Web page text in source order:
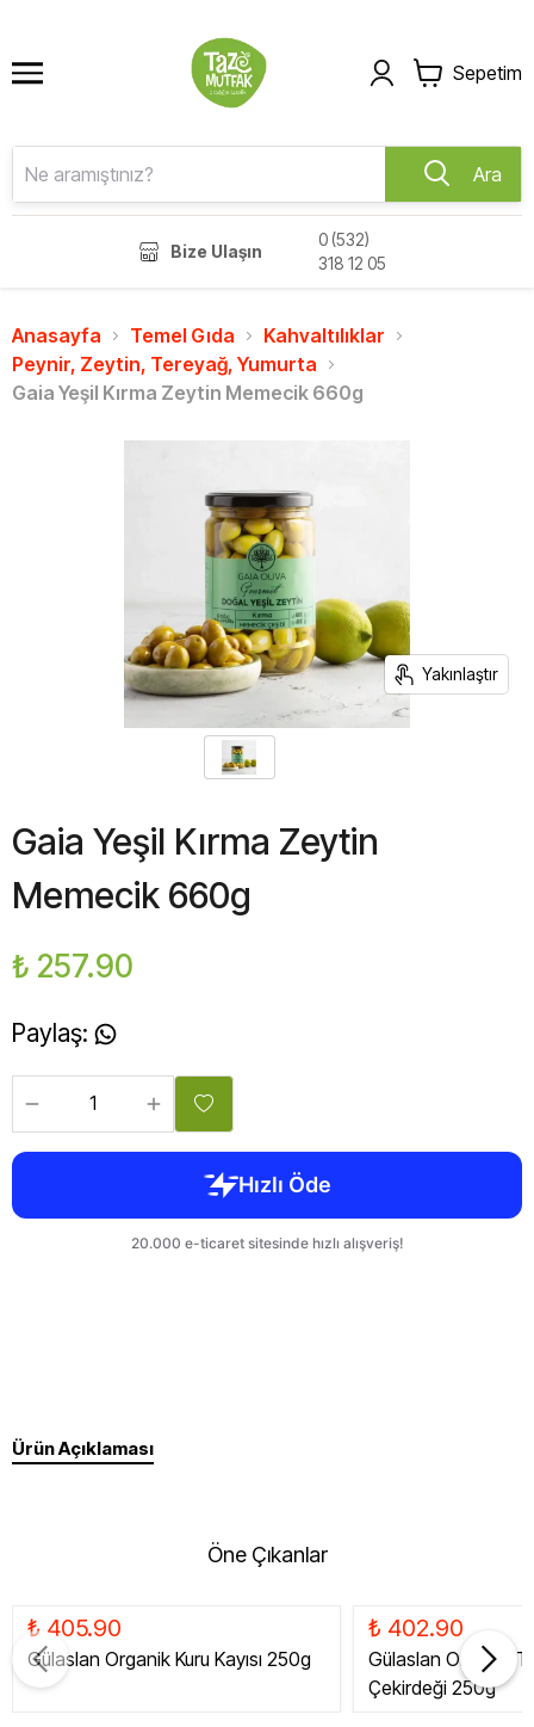
Sepetim
Ara
Bize Ulaşın
0 (532)
318 12 05
Anasayfa Temel Gıda
Kahvaltılıklar
Peynir, Zeytin, Tereyağ, Yumurta
Gaia Yeşil Kırma Zeytin Memecik 660g
Yakınlaştır
Gaia Yeşil Kırma Zeytin
Memecik 660g
₺ 257.90
Paylaş:
Ürün Açıklaması
Öne Çıkanlar
₺ 405.90
Gülaslan Organik Kuru Kayısı 250g
₺ 402.90
Gülaslan Organik
Çekirdeği 250g